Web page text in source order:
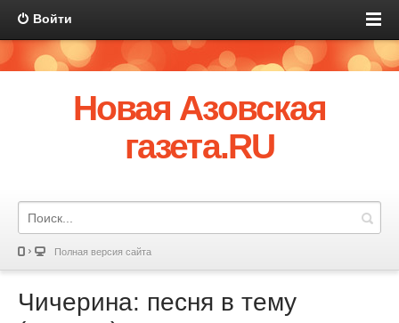
Войти
Новая Азовская
газета.RU
Полная версия сайта
Чичерина: песня в тему